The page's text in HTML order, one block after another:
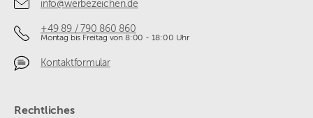
info@werbezeichen.de
+49 89 / 790 860 860
Montag bis Freitag von 8:00 - 18:00 Uhr
Kontaktformular
Rechtliches